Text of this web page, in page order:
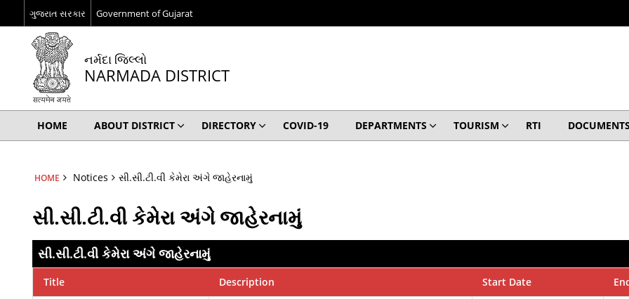
ગુજરાત સરકાર Government of Gujarat
નર્મદા જિલ્લો
NARMADA DISTRICT
HOME ABOUT DISTRICT DIRECTORY COVID-19 DEPARTMENTS TOURISM RTI DOCUMENTS
HOME Notices સી.સી.ટી.વી કેમેરા અંગે જાહેરનામું
સી.સી.ટી.વી કેમેરા અંગે જાહેરનામું
સી.સી.ટી.વી કેમેરા અંગે જાહેરનામું
Title Description Start Date